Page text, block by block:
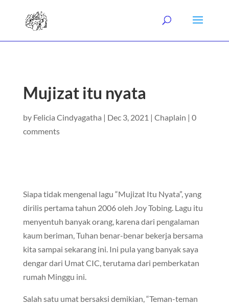
Mujizat itu nyata
by Felicia Cindyagatha | Dec 3, 2021 | Chaplain | 0
comments
Siapa tidak mengenal lagu “Mujizat Itu Nyata”, yang
dirilis pertama tahun 2006 oleh Joy Tobing. Lagu itu
menyentuh banyak orang, karena dari pengalaman
kaum beriman, Tuhan benar-benar bekerja bersama
kita sampai sekarang ini. Ini pula yang banyak saya
dengar dari Umat CIC, terutama dari pemberkatan
rumah Minggu ini.
Salah satu umat bersaksi demikian, “Teman-teman